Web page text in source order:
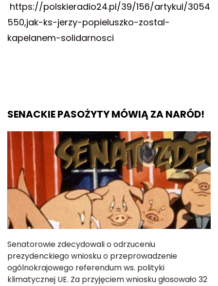
https://polskieradio24.pl/39/156/artykul/3054
550,jak-ks-jerzy-popieluszko-zostal-
kapelanem-solidarnosci
SENACKIE PASOŻYTY MÓWIĄ ZA NARÓD!
Senatorowie zdecydowali o odrzuceniu
prezydenckiego wniosku o przeprowadzenie
ogólnokrajowego referendum ws. polityki
klimatycznej UE. Za przyjęciem wniosku głosowało 32